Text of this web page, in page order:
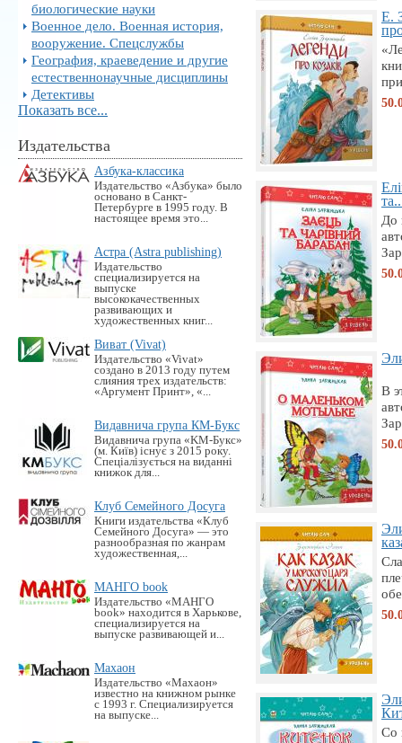
биологические науки
Военное дело. Военная история,
вооружение. Спецслужбы
География, краеведение и другие
естественнонаучные дисциплины
Детективы
Показать все...
Издательства
Азбука-классика
Издательство «Азбука» было
основано в Санкт-
Петербурге в 1995 году. В
настоящее время это...
Астра (Astra publishing)
Издательство
специализируется на
выпуске
высококачественных
развивающих и
художественных книг...
Виват (Vivat)
Издательство «Vivat»
создано в 2013 году путем
слияния трех издательств:
«Аргумент Принт», «...
Видавнича група КМ-Букс
Видавнича група «KM-Букс»
(м. Київ) існує з 2015 року.
Спеціалізується на виданні
книжок для...
Клуб Семейного Досуга
Книги издательства «Клуб
Семейного Досуга» — это
разнообразная по жанрам
художественная,...
МАНГО book
Издательство «MАНГО
book» находится в Харькове,
специализируется на
выпуске развивающей и...
Махаон
Издательство «Махаон»
известно на книжном рынке
с 1993 г. Специализируется
на выпуске...
Е.
До
В
Со